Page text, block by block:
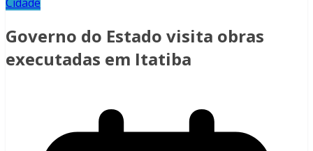
Cidade
Governo do Estado visita obras
executadas em Itatiba